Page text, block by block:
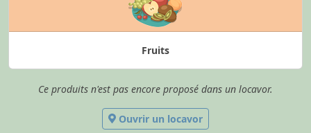
Fruits
Ce produits n'est pas encore proposé dans un locavor.
Ouvrir un locavor